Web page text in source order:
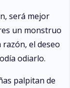
será mejor
un monstruo
el deseo
odiarlo.
palpitan de